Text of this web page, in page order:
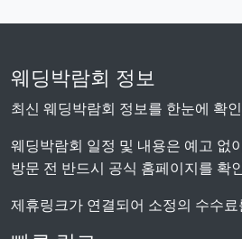
웨딩박람회 정보
최신 웨딩박람회 정보를 한눈에 확
웨딩박람회 일정 및 내용은 예고 없
방문 전 반드시 공식 홈페이지를 확
제휴링크가 연결되어 소정의 수수